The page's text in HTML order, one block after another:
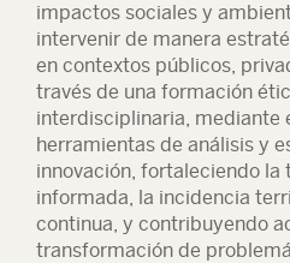
impactos sociales y
intervenir de manera
en contextos públicos,
través de una formación
interdisciplinaria, mediante
herramientas de análisis y
innovación, fortaleciendo la
informada, la incidencia
continua, y contribuyendo
transformación de